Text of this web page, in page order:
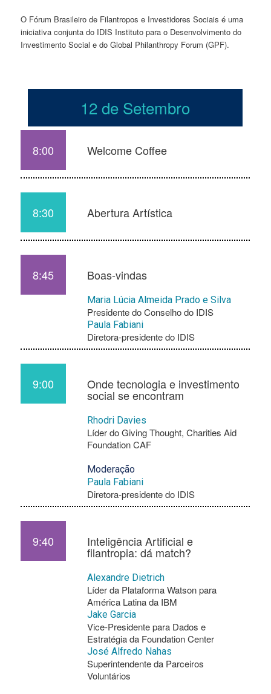
O Fórum Brasileiro de Filantropos e Investidores Sociais é uma
iniciativa conjunta do IDIS Instituto para o Desenvolvimento do
Investimento Social e do Global Philanthropy Forum (GPF).
12 de Setembro
8:00 Welcome Coffee
8:30 Abertura Artística
8:45 Boas-vindas
Maria Lúcia Almeida Prado e Silva
Presidente do Conselho do IDIS
Paula Fabiani
Diretora-presidente do IDIS
9:00 Onde tecnologia e investimento
social se encontram
Rhodri Davies
Líder do Giving Thought, Charities Aid
Foundation CAF
Moderação
Paula Fabiani
Diretora-presidente do IDIS
9:40 Inteligência Artificial e
filantropia: dá match?
Alexandre Dietrich
Líder da Plataforma Watson para
América Latina da IBM
Jake Garcia
Vice-Presidente para Dados e
Estratégia da Foundation Center
José Alfredo Nahas
Superintendente da Parceiros
Voluntários